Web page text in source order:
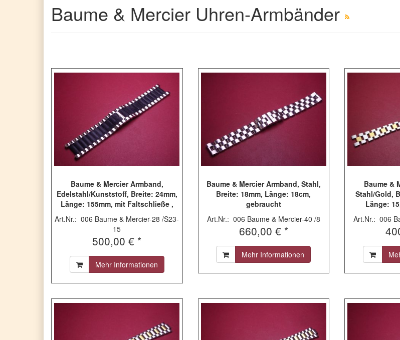
Baume & Mercier Uhren-Armbänder
Baume & Mercier Armband,
Edelstahl/Kunststoff, Breite: 24mm,
Länge: 155mm, mit Faltschließe ,
leichte Gebrauchsspuren, MV055074
Art.Nr.: 006 Baume & Mercier-28 /S23-
15
500,00 € *
Mehr Informationen
Baume & Mercier Armband, Stahl,
Breite: 18mm, Länge: 18cm,
gebraucht
Art.Nr.: 006 Baume & Mercier-40 /8
660,00 € *
Mehr Informationen
Baume &
Stahl/Gold,
Länge:
Art.Nr.: 006